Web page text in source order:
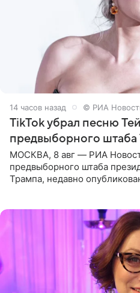
14 часов назад © РИА
TikTok убрал песню
предвыборного штаба
МОСКВА, 8 авг — РИА
предвыборного штаба
Трампа, недавно